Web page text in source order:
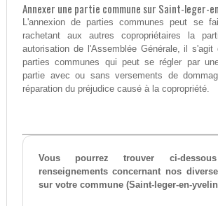
Annexer une partie commune sur Saint-leger-
L'annexion de parties communes peut se
rachetant aux autres copropriétaires la
autorisation de l'Assemblée Générale, il s'agit
parties communes qui peut se régler par
partie avec ou sans versements de
réparation du préjudice causé à la copropriété.
Vous pourrez trouver ci-
renseignements concernant nos
sur votre commune (Saint-leger-en-